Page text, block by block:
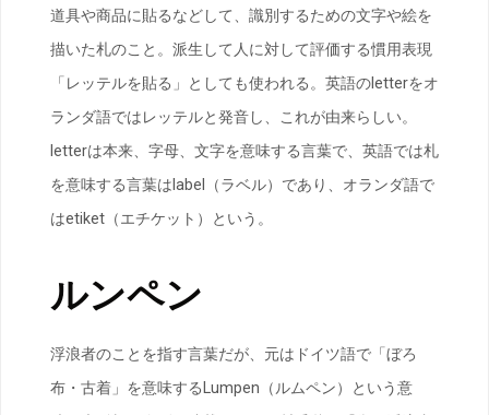
道具や商品に貼るなどして、識別するための文字や絵を
描いた札のこと。派生して人に対して評価する慣用表現
「レッテルを貼る」としても使われる。英語のletterをオ
ランダ語ではレッテルと発音し、これが由来らしい。
letterは本来、字母、文字を意味する言葉で、英語では札
を意味する言葉はlabel（ラベル）であり、オランダ語で
はetiket（エチケット）という。
ルンペン
浮浪者のことを指す言葉だが、元はドイツ語で「ぼろ
布・古着」を意味するLumpen（ルムペン）という意